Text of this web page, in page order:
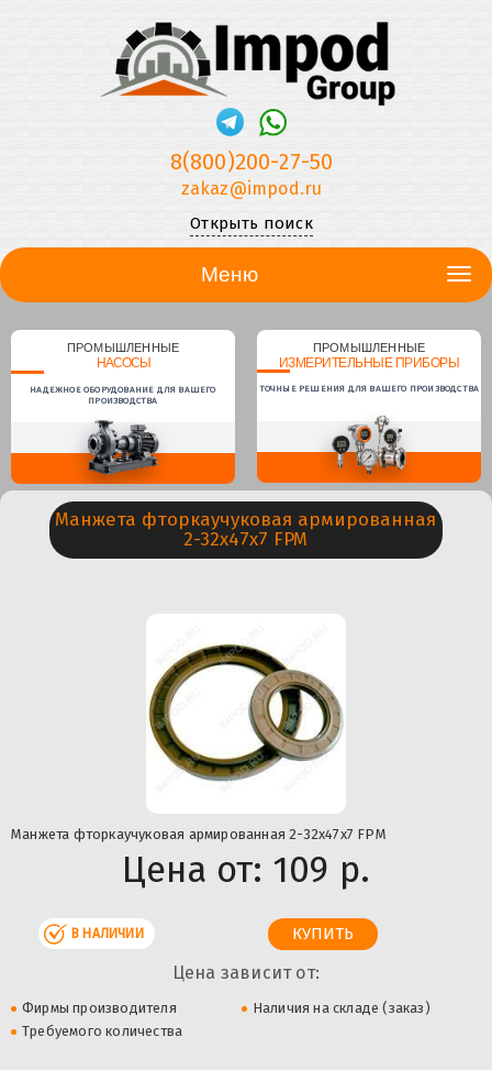
8(800)200-27-50
zakaz@impod.ru
Открыть поиск
Меню
ПРОМЫШЛЕННЫЕ
НАСОСЫ
НАДЕЖНОЕ ОБОРУДОВАНИЕ ДЛЯ ВАШЕГО
ПРОИЗВОДСТВА
ПРОМЫШЛЕННЫЕ
ИЗМЕРИТЕЛЬНЫЕ ПРИБОРЫ
ТОЧНЫЕ РЕШЕНИЯ ДЛЯ ВАШЕГО ПРОИЗВОДСТВА
Манжета фторкаучуковая армированная
2-32х47х7 FPM
Манжета фторкаучуковая армированная 2-32х47х7 FPM
Цена от: 109 р.
В НАЛИЧИИ
Цена зависит от:
Фирмы производителя
Наличия на складе (заказ)
Требуемого количества